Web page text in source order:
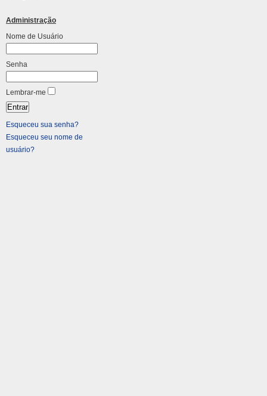
Administração
Nome de Usuário
Senha
Lembrar-me
Esqueceu sua senha?
Esqueceu seu nome de
usuário?